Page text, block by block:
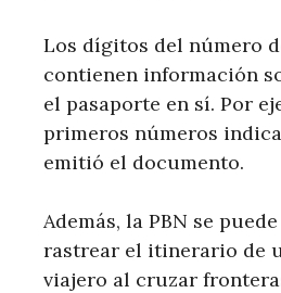
Los dígitos del número
contienen información
el pasaporte en sí. Por
primeros números
emitió el documento.
Además, la PBN se
rastrear el itinerario de
viajero al cruzar